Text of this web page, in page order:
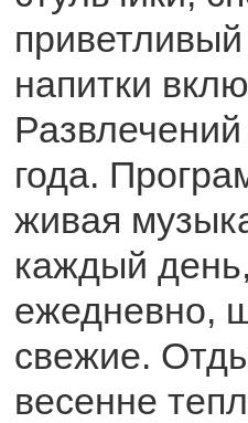
напитки
года.
живая
каждый
ежедневно,
свежие.
весенне